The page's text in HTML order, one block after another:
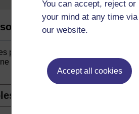
You can accept, reject
your mind at any time
our website.
Accept all cookies
pour les
autre
A qui
Où